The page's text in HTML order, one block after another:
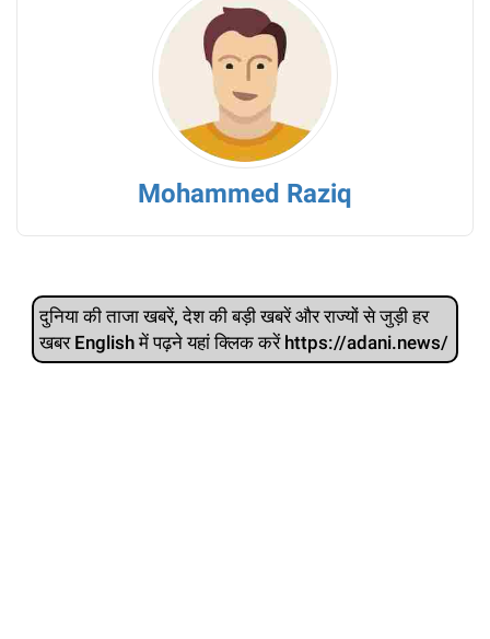
Mohammed Raziq
दुनिया की ताजा खबरें, देश की बड़ी खबरें और राज्‍यों से जुड़ी हर
खबर English में पढ़ने यहां क्लिक करें https://adani.news/